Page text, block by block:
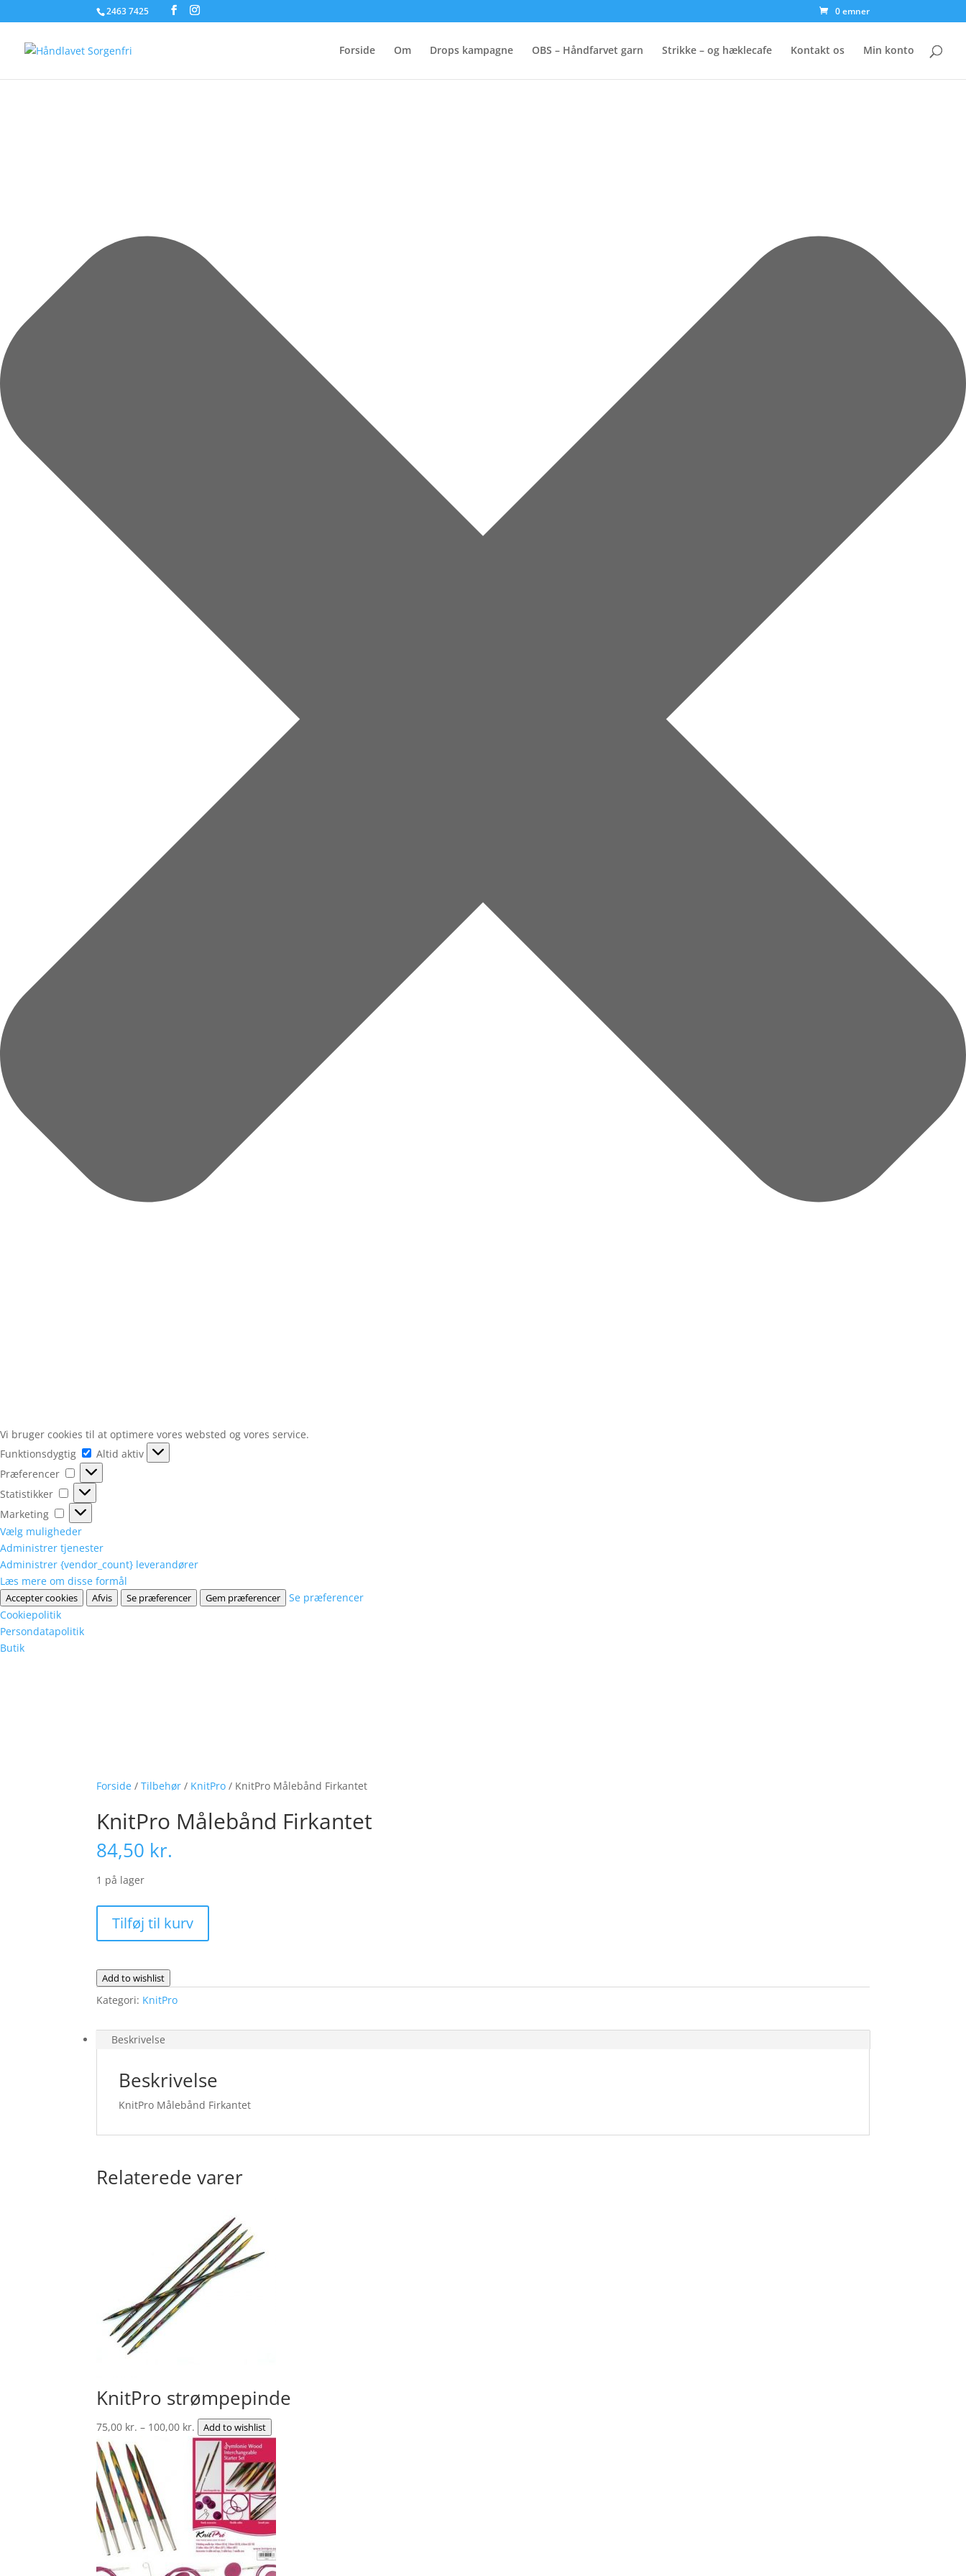
Administrer samtykke til cookies
Vi bruger cookies til at optimere vores websted og vores service.
Funktionsdygtig
Funktionsdygtig
Altid aktiv
Præferencer
Præferencer
Statistikker
Statistikker
Marketing
Marketing
Vælg muligheder
Administrer tjenester
Administrer {vendor_count} leverandører
Læs mere om disse formål
Accepter cookies Afvis Se præferencer Gem præferencer
Se præferencer
Cookiepolitik
Persondatapolitik
Butik
2463 7425 0 emner
Forside Om Drops kampagne OBS – Håndfarvet garn Strikke – og hæklecafe Kontakt os Min konto
Forside /Tilbehør / KnitPro / KnitPro Målebånd Firkantet
KnitPro Målebånd Firkantet
84,50 kr.
1 på lager
Målebånd
Firkantet
Tilføj til kurv
Add to wishlist
Kategori: KnitPro
Beskrivelse
Beskrivelse
KnitPro Målebånd Firkantet
Relaterede varer
KnitPro strømpepinde
75,00 kr. – 100,00 kr. Prisinterval:
75,00 kr.
100,00 kr.
Add to wishlist